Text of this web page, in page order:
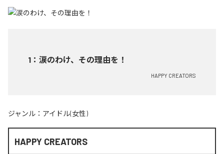
1 ： 涙のわけ、その理由を！
HAPPY CREATORS
ジャンル： アイドル(女性)
HAPPY CREATORS